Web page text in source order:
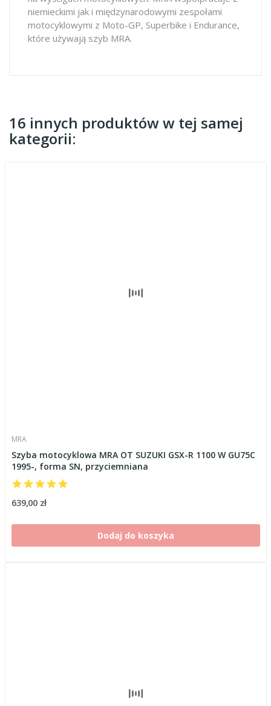
niemieckimi jak i międzynarodowymi zespołami
motocyklowymi z Moto-GP, Superbike i Endurance,
które używają szyb MRA.
16 innych produktów w tej samej
kategorii:
MRA
Szyba motocyklowa MRA OT SUZUKI GSX-R 1100 W GU75C
1995-, forma SN, przyciemniana
639,00 zł
Dodaj do koszyka